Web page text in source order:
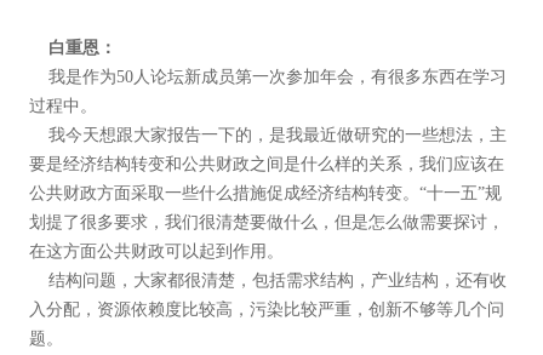
白重恩：
我是作为50人论坛新成员第一次参加年会，有很多东西在学习
过程中。
我今天想跟大家报告一下的，是我最近做研究的一些想法，主
要是经济结构转变和公共财政之间是什么样的关系，我们应该在
公共财政方面采取一些什么措施促成经济结构转变。“十一五”规
划提了很多要求，我们很清楚要做什么，但是怎么做需要探讨，
在这方面公共财政可以起到作用。
结构问题，大家都很清楚，包括需求结构，产业结构，还有收
入分配，资源依赖度比较高，污染比较严重，创新不够等几个问
题。